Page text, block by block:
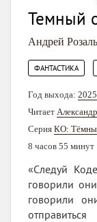
Темный
Андрей
ФАНТАСТИКА
Год выхода: 2025
Читает
Серия КО:
8 часов 55 минут
«Следуй
говорили
говорили